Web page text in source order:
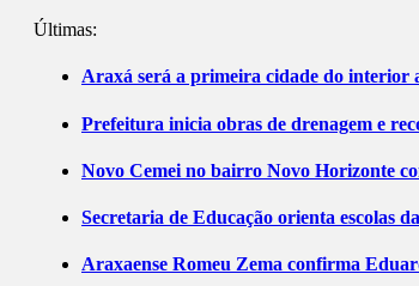
Últimas:
Araxá será a primeira cidade do interior
Prefeitura inicia obras de drenagem e
Novo Cemei no bairro Novo Horizonte
Secretaria de Educação orienta escolas
Araxaense Romeu Zema confirma